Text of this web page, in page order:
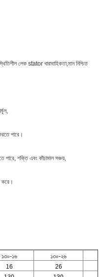
লেক stator ধারাবাহিকতা,মান নিশ্চিত
পারে।
শক্তি এবং কাঁচামাল সঞ্চয়,
করে।
১৩০-১৬ ১৩০-২৬
16
26